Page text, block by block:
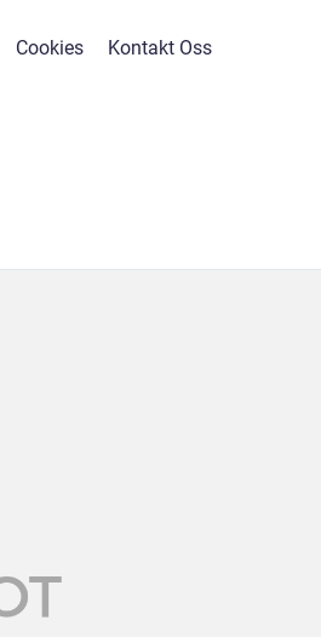
Cookies Kontakt Oss